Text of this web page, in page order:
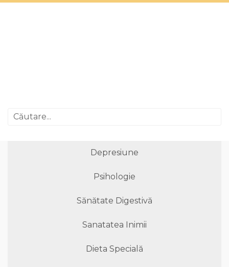
Depresiune
Psihologie
Sănătate Digestivă
Sanatatea Inimii
Dieta Specială